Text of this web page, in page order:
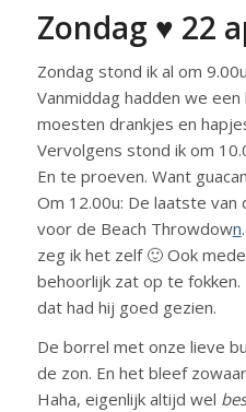
Zondag ♥ 22
Zondag stond ik al om
Vanmiddag hadden we
moesten drankjes en
Vervolgens stond ik om
En te proeven. Want
Om 12.00u: De laatste van
voor de Beach Throwdown
zeg ik het zelf 🙂 Ook
behoorlijk zat op te
dat had hij goed gezien.
De borrel met onze lieve
de zon. En het bleef
Haha, eigenlijk altijd wel